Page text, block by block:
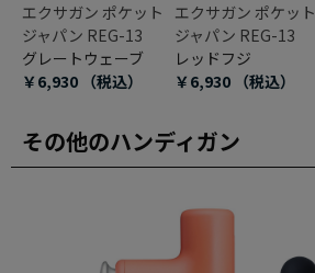
エクサガン ポケット
ジャパン REG-13
グレートウェーブ
￥6,930 （税込）
エクサガン ポケット
ジャパン REG-13
レッドフジ
￥6,930 （税込）
その他のハンディガン